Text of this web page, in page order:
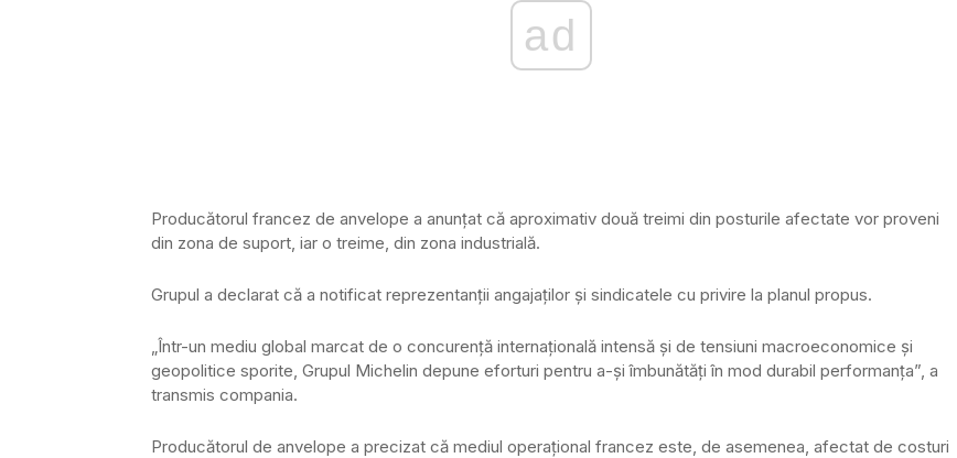
ad
Producătorul francez de anvelope a anunțat că aproximativ două treimi din posturile afectate vor proveni
din zona de suport, iar o treime, din zona industrială.
Grupul a declarat că a notificat reprezentanții angajaților și sindicatele cu privire la planul propus.
„Într-un mediu global marcat de o concurență internațională intensă și de tensiuni macroeconomice și
geopolitice sporite, Grupul Michelin depune eforturi pentru a-și îmbunătăți în mod durabil performanța”, a
transmis compania.
Producătorul de anvelope a precizat că mediul operațional francez este, de asemenea, afectat de costuri